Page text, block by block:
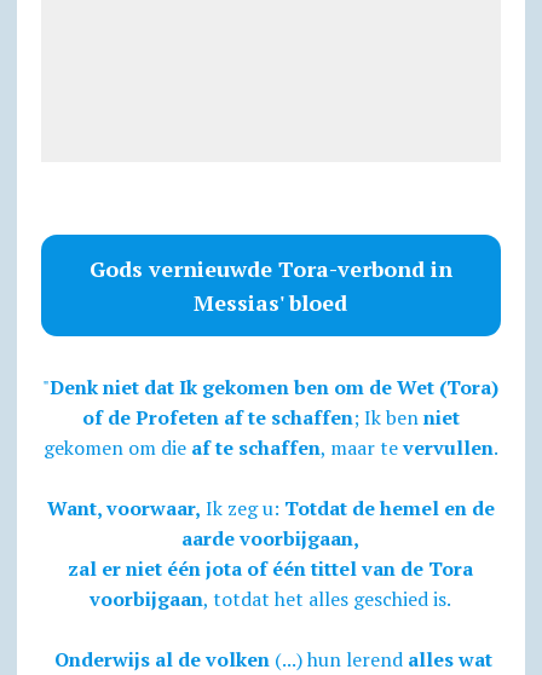
Gods vernieuwde Tora-verbond in
Messias' bloed
"Denk niet dat Ik gekomen ben om de Wet (Tora)
of de Profeten af te schaffen; Ik benniet
gekomen om die af te schaffen, maar tevervullen.
Want, voorwaar, Ik zeg u: Totdat de hemel en de
aarde voorbijgaan,
zal er niet één jota of één tittel van de Tora
voorbijgaan, totdat het alles geschied is.
Onderwijs al de volken(...) hun lerend alles wat